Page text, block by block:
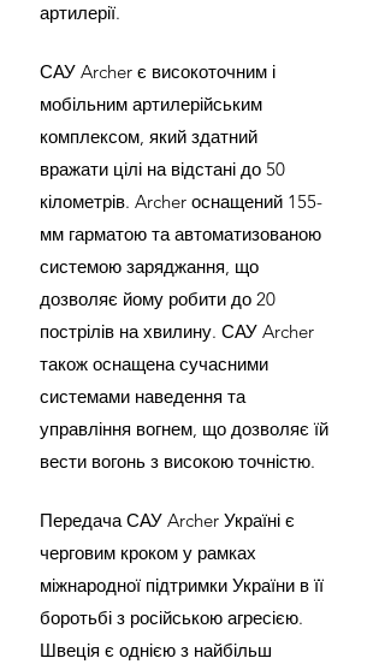
артилерії.
САУ Archer є високоточним і
мобільним артилерійським
комплексом, який здатний
вражати цілі на відстані до 50
кілометрів. Archer оснащений 155-
мм гарматою та автоматизованою
системою заряджання, що
дозволяє йому робити до 20
пострілів на хвилину. САУ Archer
також оснащена сучасними
системами наведення та
управління вогнем, що дозволяє їй
вести вогонь з високою точністю.
Передача САУ Archer Україні є
черговим кроком у рамках
міжнародної підтримки України в її
боротьбі з російською агресією.
Швеція є однією з найбільш